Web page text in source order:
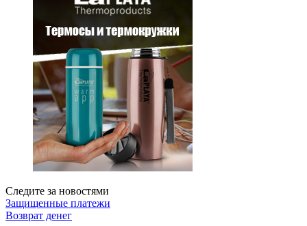
Следите за новостями
Защищенные платежи
Возврат денег